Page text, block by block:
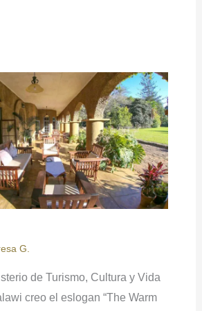
G.
de Turismo, Cultura y Vida
creo el eslogan “The Warm